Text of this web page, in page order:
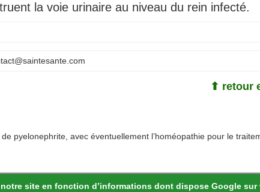
site en fonction d’informations dont dispose Google
la voie urinaire au niveau du rein infecté.
⬆ retour
pyelonephrite, avec éventuellement l’homéopathie pour le